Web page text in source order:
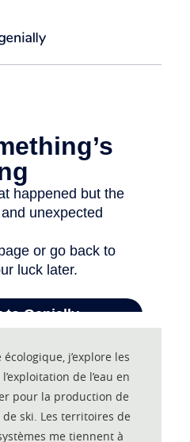
j’explore les
de l’eau en
pour la production de
ski. Les territoires de
me tiennent à